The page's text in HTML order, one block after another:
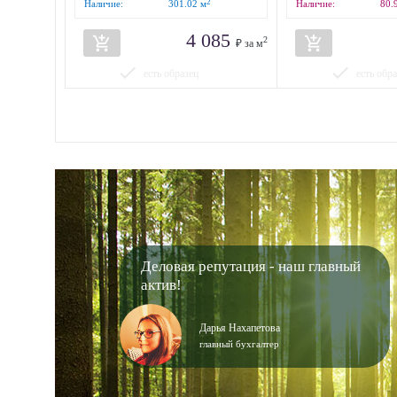
Наличие:
301.02 м2
add_shopping_cart 4 085₽ за м2
Наличие:
add_shopping_cart
Деловая репутация - наш главный
актив!
Дарья Нахапетова
главный бухгалтер